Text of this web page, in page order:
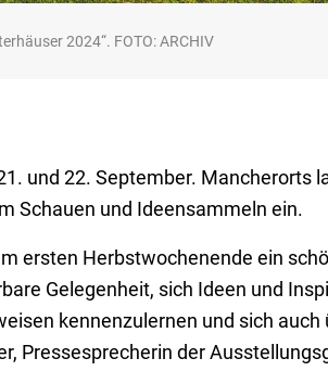
2024“. FOTO: ARCHIV
und 22. September. Mancherorts
Schauen und Ideensammeln ein.
ersten Herbstwochenende ein
Gelegenheit, sich Ideen und
kennenzulernen und sich
Pressesprecherin der